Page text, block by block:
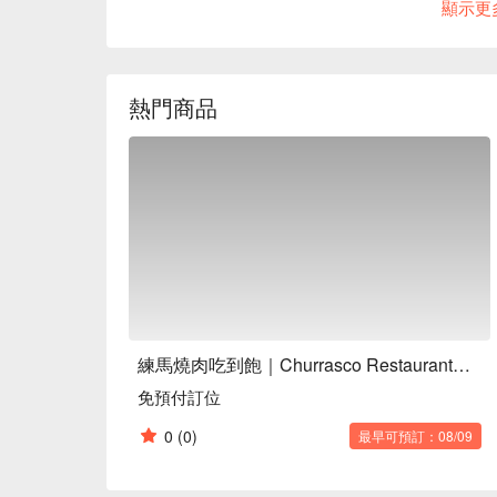
食材烹製的套餐等，讓您盡享美味。店內環境寧
顯示更
熱門商品
練馬燒肉吃到飽｜Churrasco Restaurant ALEGRIA 練馬店
免預付訂位
0 (0) 最早可預訂：08/09